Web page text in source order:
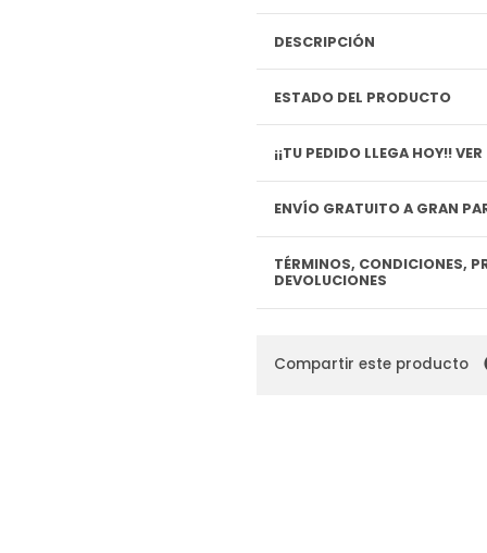
DESCRIPCIÓN
ESTADO DEL PRODUCTO
¡¡TU
ENVÍO GRATUITO A GRAN
TÉRMINOS, CONDICIONES,
DEVOLUCIONES
Compartir este producto